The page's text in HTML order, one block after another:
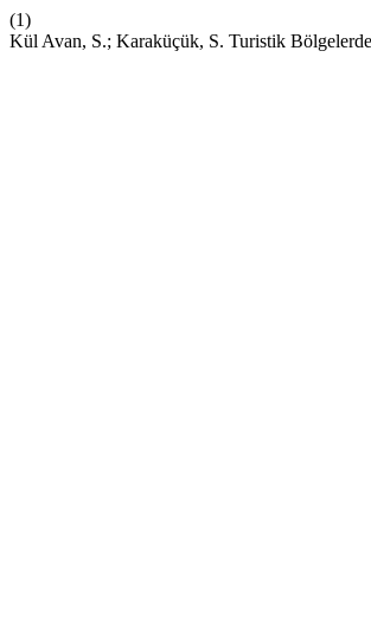
(1)
Kül Avan, S.; Karaküçük, S. Turistik